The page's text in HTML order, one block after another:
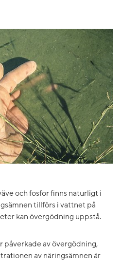
och fosfor finns naturligt i
tillförs i vattnet på
kan övergödning uppstå.
påverkade av övergödning,
av näringsämnen är